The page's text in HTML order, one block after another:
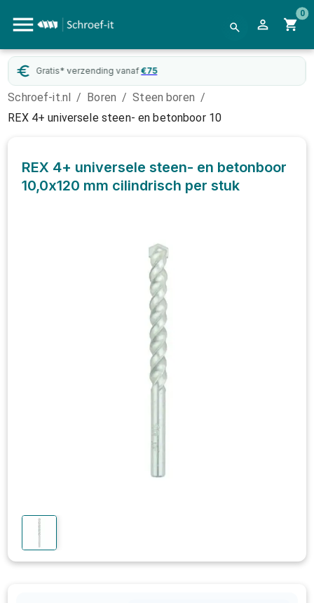
0
Gratis* verzending vanaf €75
Schroef-it.nl / Boren / Steen boren /
REX 4+ universele steen- en betonboor 10
REX 4+ universele steen- en betonboor
10,0x120 mm cilindrisch per stuk